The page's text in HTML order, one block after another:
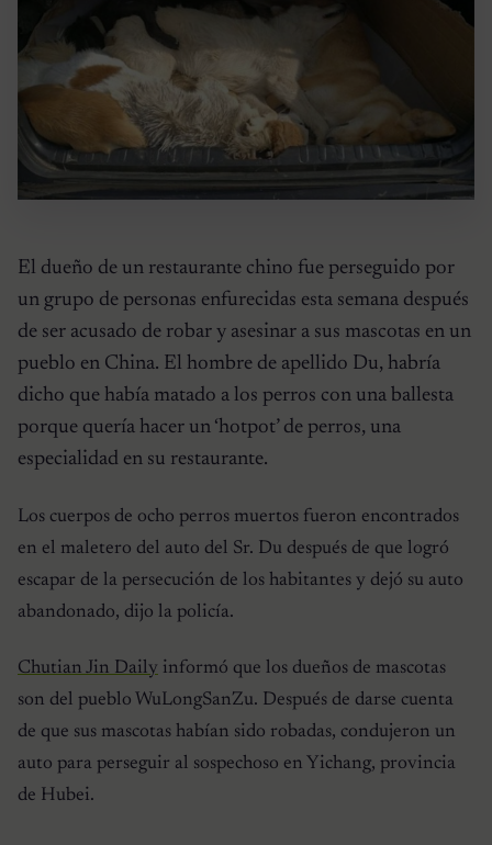
El dueño de un restaurante chino fue perseguido por
un grupo de personas enfurecidas esta semana después
de ser acusado de robar y asesinar a sus mascotas en un
pueblo en China. El hombre de apellido Du, habría
dicho que había matado a los perros con una ballesta
porque quería hacer un ‘hotpot’ de perros, una
especialidad en su restaurante.
Los cuerpos de ocho perros muertos fueron encontrados
en el maletero del auto del Sr. Du después de que logró
escapar de la persecución de los habitantes y dejó su auto
abandonado, dijo la policía.
Chutian Jin Daily informó que los dueños de mascotas
son del pueblo WuLongSanZu. Después de darse cuenta
de que sus mascotas habían sido robadas, condujeron un
auto para perseguir al sospechoso en Yichang, provincia
de Hubei.